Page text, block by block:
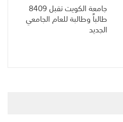
جامعة الكويت تقبل 8409
طالباً وطالبة للعام الجامعي
الجديد